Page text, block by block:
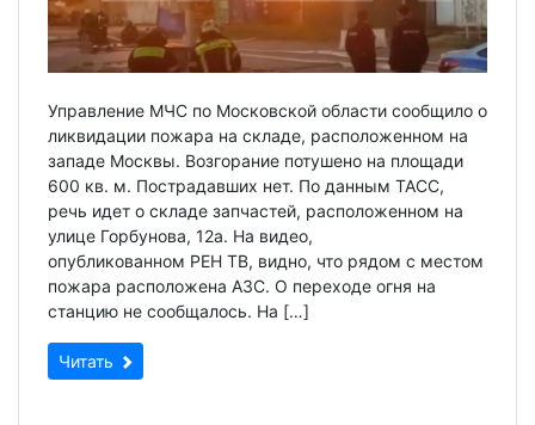
Управление МЧС по Московской области сообщило о
ликвидации пожара на складе, расположенном на
западе Москвы. Возгорание потушено на площади
600 кв. м. Пострадавших нет. По данным ТАСС,
речь идет о складе запчастей, расположенном на
улице Горбунова, 12а. На видео,
опубликованном РЕН ТВ, видно, что рядом с местом
пожара расположена АЗС. О переходе огня на
станцию не сообщалось. На […]
Читать